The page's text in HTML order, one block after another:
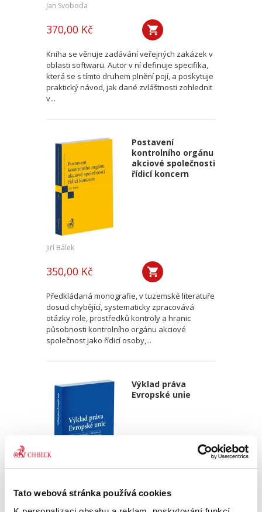
Tato webová stránka používá cookies
Jan Svoboda
370,00 Kč
Kniha se věnuje zadávání veřejných zakázek v
oblasti softwaru. Autor v ní definuje specifika,
která se s tímto druhem plnění pojí, a poskytuje
praktický návod, jak dané zvláštnosti zohlednit
v...
Postavení
kontrolního orgánu
akciové společnosti
řídicí koncern
Jiří Bálek
350,00 Kč
Předkládaná monografie, v tuzemské literatuře
dosud chybějící, systematicky zpracovává
otázky role, prostředků kontroly a hranic
působnosti kontrolního orgánu akciové
společnost jako řídicí osoby,...
Výklad práva
Evropské unie
Alexander J. Bělohlávek,Jan Šamlot